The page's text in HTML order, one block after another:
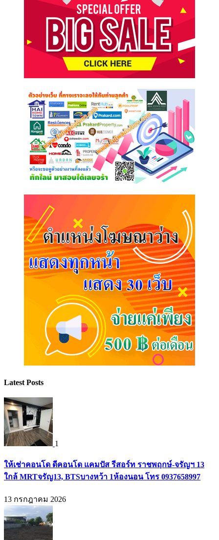
Latest Posts
1
ให้เช่าคอนโด ดีคอนโด แคมปัส รีสอร์ท ราชพฤกษ์-จรัญฯ 13
ใกล้ MRTจรัญ13, BTSบางหว้า 1ห้องนอน โทร 0937658997
13 กรกฎาคม 2026